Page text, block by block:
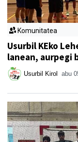
Komunitatea
Usurbil KEko
lanean, aurpegi
Usurbil Kirol abu